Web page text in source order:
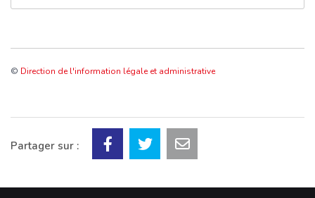
© Direction de l'information légale et administrative
Partager sur :